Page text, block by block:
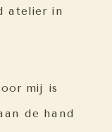
atelier in
mij is
de hand